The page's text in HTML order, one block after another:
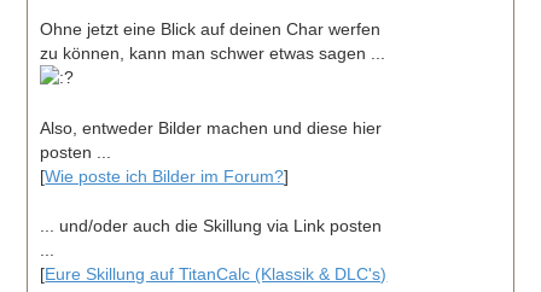
a
g
Ohne jetzt eine Blick auf deinen Char werfen
zu können, kann man schwer etwas sagen ...
Also, entweder Bilder machen und diese hier
posten ...
[Wie poste ich Bilder im Forum?]
... und/oder auch die Skillung via Link posten
[Eure Skillung auf TitanCalc (Klassik & DLC's)